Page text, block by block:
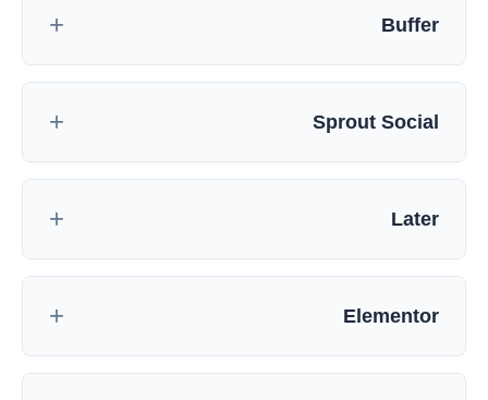
Buffer
Sprout Social
Later
Elementor